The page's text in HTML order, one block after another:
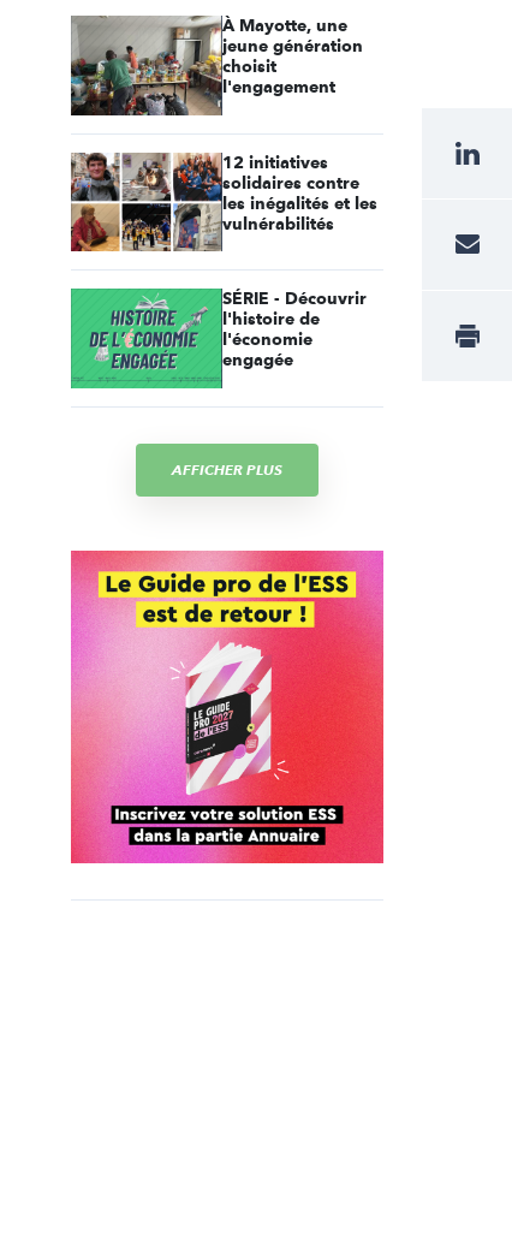
À Mayotte, une
jeune génération
choisit
l'engagement
12 initiatives
solidaires contre
les inégalités et les
vulnérabilités
SÉRIE - Découvrir
l'histoire de
l'économie
engagée
AFFICHER PLUS